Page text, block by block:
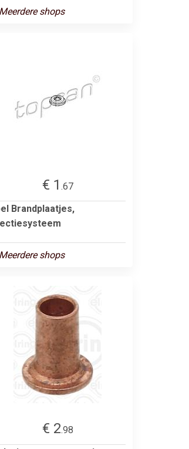
Meerdere shops
€ 1 .67
Brandplaatjes,
Meerdere shops
€ 2.98